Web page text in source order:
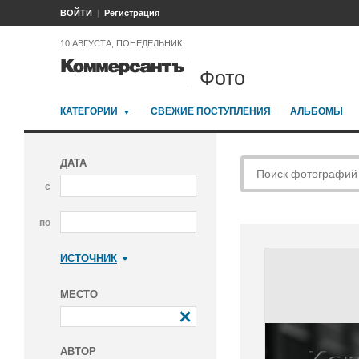
ВОЙТИ Регистрация
10 АВГУСТА, ПОНЕДЕЛЬНИК
Фото
КАТЕГОРИИ СВЕЖИЕ ПОСТУПЛЕНИЯ АЛЬБОМЫ
ДАТА
с
по
ИСТОЧНИК
МЕСТО
АВТОР